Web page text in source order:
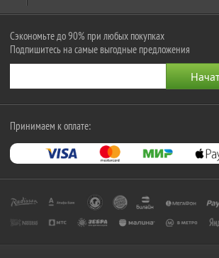
Сэкономьте до 90% при любых покупках
Подпишитесь на самые выгодные предложения
Принимаем к оплате: